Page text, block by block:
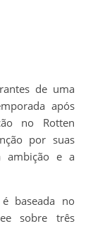
de uma
após
no Rotten
por suas
ambição e a
baseada no
sobre três